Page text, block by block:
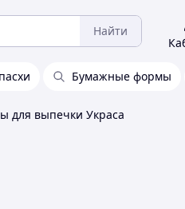
Найти
Бумажные формы
для выпечки Украса